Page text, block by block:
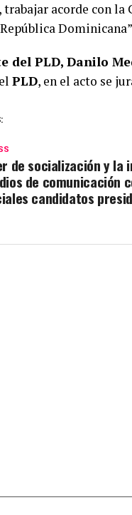
trabajar acorde con
del PLD, Danilo
PLD, en el acto se
de socialización y la
de comunicación
candidatos